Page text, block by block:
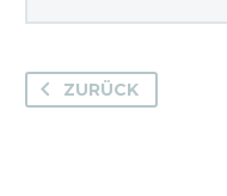
ZURÜCK